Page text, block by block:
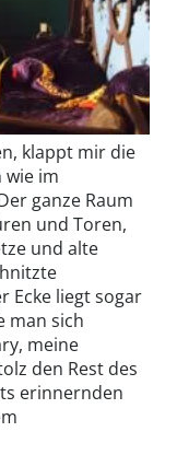
klappt mir die
wie im
ganze Raum
und Toren,
und alte
Ecke liegt sogar
man sich
meine
den Rest des
erinnernden